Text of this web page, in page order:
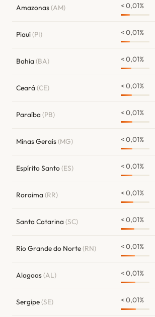
Amazonas(AM) < 0,01%
Piauí(PI) < 0,01%
Bahia (BA) < 0,01%
Ceará (CE) < 0,01%
Paraíba (PB) < 0,01%
Minas Gerais(MG) < 0,01%
Espírito Santo(ES) < 0,01%
Roraima (RR) < 0,01%
Santa Catarina (SC) < 0,01%
Rio Grande do Norte(RN) < 0,01%
Alagoas(AL) < 0,01%
Sergipe(SE) < 0,01%